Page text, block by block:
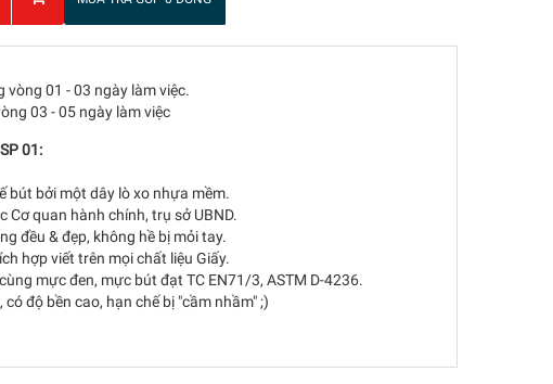
vòng 01 - 03 ngày làm việc.
03 - 05 ngày làm việc
01:
bút bởi một dây lò xo nhựa mềm.
Cơ quan hành chính, trụ sở UBND.
đều & đẹp, không hề bị mỏi tay.
hợp viết trên mọi chất liệu Giấy.
mực đen, mực bút đạt TC EN71/3, ASTM D-4236.
độ bền cao, hạn chế bị "cầm nhầm" ;)